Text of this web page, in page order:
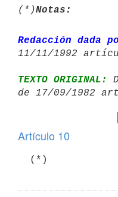
(*)Notas:
Redacción dada
11/11/1992
TEXTO ORIGINAL:
de 17/09/1982
Artículo 10